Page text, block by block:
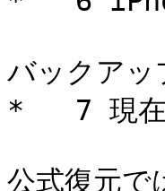
バックア
*   7 現在
公式復元で